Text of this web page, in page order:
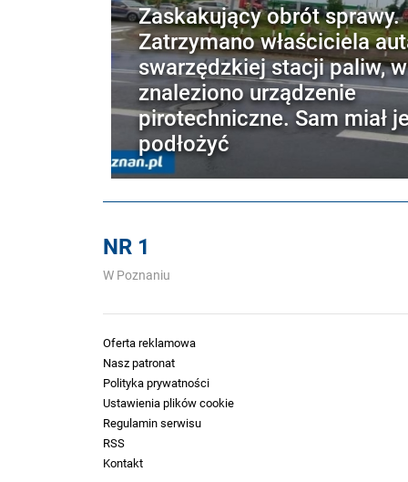
Zaskakujący obrót sprawy.
Zatrzymano właściciela
swarzędzkiej stacji paliw,
znaleziono urządzenie
pirotechniczne. Sam miał
podłożyć
NR 1
W Poznaniu
Oferta reklamowa
Nasz patronat
Polityka prywatności
Ustawienia plików cookie
Regulamin serwisu
RSS
Kontakt